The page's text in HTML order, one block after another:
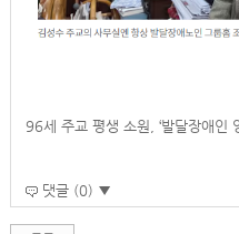
96세 주교 평생 소원, ‘발달장애인
댓글 (0) ▼